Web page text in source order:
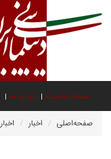
صفحه نخست درباره ما
صفحه‌اصلی اخبار